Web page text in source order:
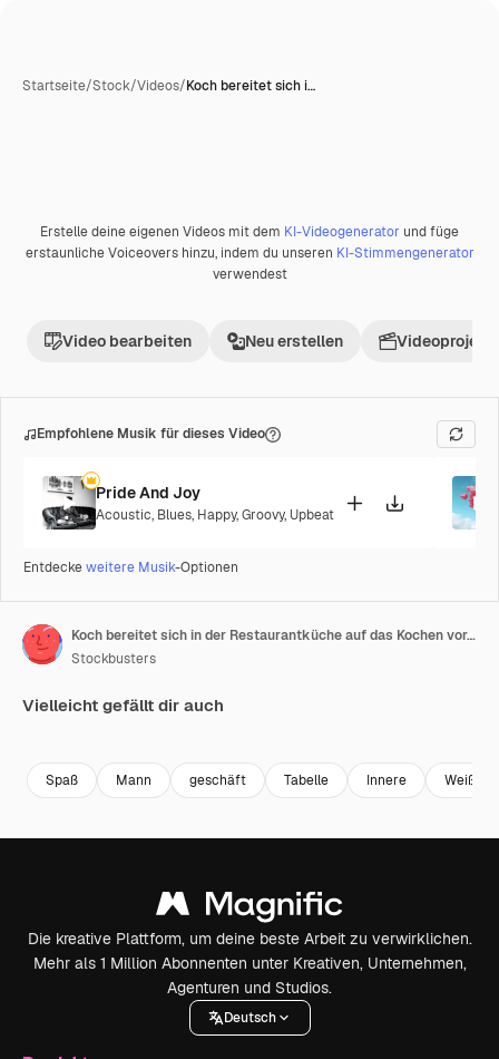
Startseite/Stock/Videos/Koch bereitet sich i…
Premium
Erstelle deine eigenen Videos mit dem KI-Videogenerator und füge
erstaunliche Voiceovers hinzu, indem du unseren KI-Stimmengenerator
verwendest
Video bearbeiten Neu erstellen Videoprojekt
Empfohlene Musik für dieses Video
Pride And Joy
Acoustic, Blues, Happy,Groovy, Upbeat
Entdeckeweitere Musik-Optionen
Koch bereitet sich in der Restaurantküche auf das Kochen vor. Männlicher Koch posiert mit Messern.
Stockbusters
Vielleicht gefällt dir auch
Spaß Mann geschäft Tabelle Innere Weiß
Die kreative Plattform, um deine beste Arbeit zu verwirklichen.
Mehr als 1 Million Abonnenten unter Kreativen, Unternehmen,
Agenturen und Studios.
Deutsch